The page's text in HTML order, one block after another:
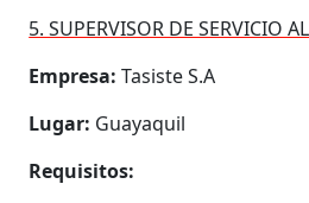
5. SUPERVISOR DE SERVICIO
Empresa: Tasiste S.A
Lugar: Guayaquil
Requisitos: